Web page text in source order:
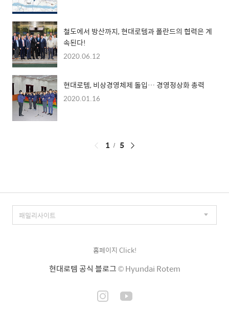
철도에서 방산까지, 현대로템과 폴란드의 협력은 계
속된다!
2020.06.12
현대로템, 비상경영체제 돌입… 경영정상화 총력
2020.01.16
페
1 5
홈페이지 Click!
현대로템 공식 블로그© Hyundai Rotem